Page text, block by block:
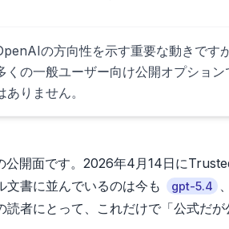
の方向性を示す重要な動きですが
くの一般ユーザー向け公開オプション
ありません。
公開面です。2026年4月14日に
書に並んでいるのは今も
gpt-5.4 、
者にとって、これだけで「公式だが